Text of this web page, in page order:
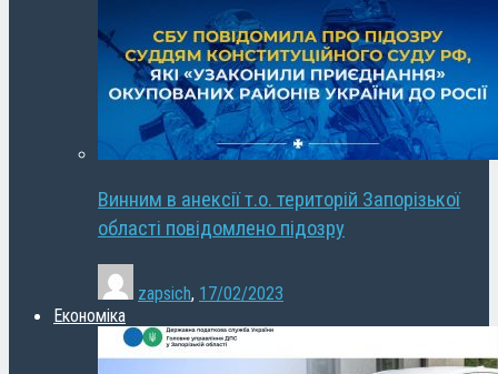
Винним в анексії т.о. територій Запорізької
області повідомлено підозру
zapsich, 17/02/2023
Економіка